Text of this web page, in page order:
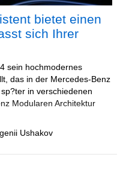
bietet einen
sich Ihrer
sein hochmodernes
das in der Mercedes-Benz
in verschiedenen
Modularen Architektur
Ushakov